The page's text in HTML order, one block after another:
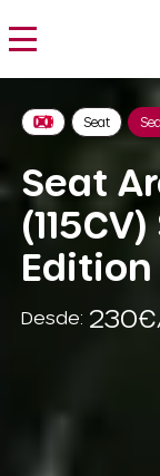
Seat
Seat
Edition
Desde: